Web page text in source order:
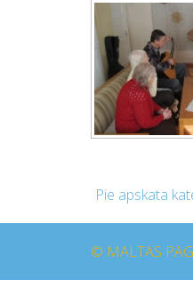
Pie apskata
© MALTAS